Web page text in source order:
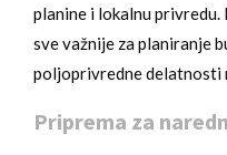
planine i lokalnu
sve važnije za planiranje
poljoprivredne delatnosti
Priprema za